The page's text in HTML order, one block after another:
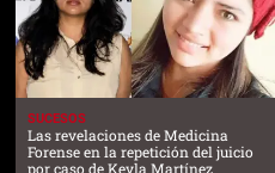
SUCESOS
Las revelaciones de Medicina
Forense en la repetición del juicio
por caso de Keyla Martínez